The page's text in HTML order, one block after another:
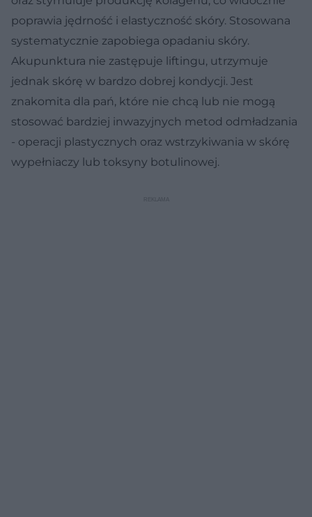
poprawia jędrność i elastyczność skóry. Stosowana
systematycznie zapobiega opadaniu skóry.
Akupunktura nie zastępuje liftingu, utrzymuje
jednak skórę w bardzo dobrej kondycji. Jest
znakomita dla pań, które nie chcą lub nie mogą
stosować bardziej inwazyjnych metod odmładzania
- operacji plastycznych oraz wstrzykiwania w skórę
wypełniaczy lub toksyny botulinowej.